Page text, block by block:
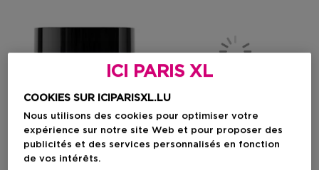
ICI PARIS XL
COOKIES SUR ICIPARISXL.LU
Nous utilisons des cookies pour optimiser votre
expérience sur notre site Web et pour proposer des
publicités et des services personnalisés en fonction
de vos intérêts.